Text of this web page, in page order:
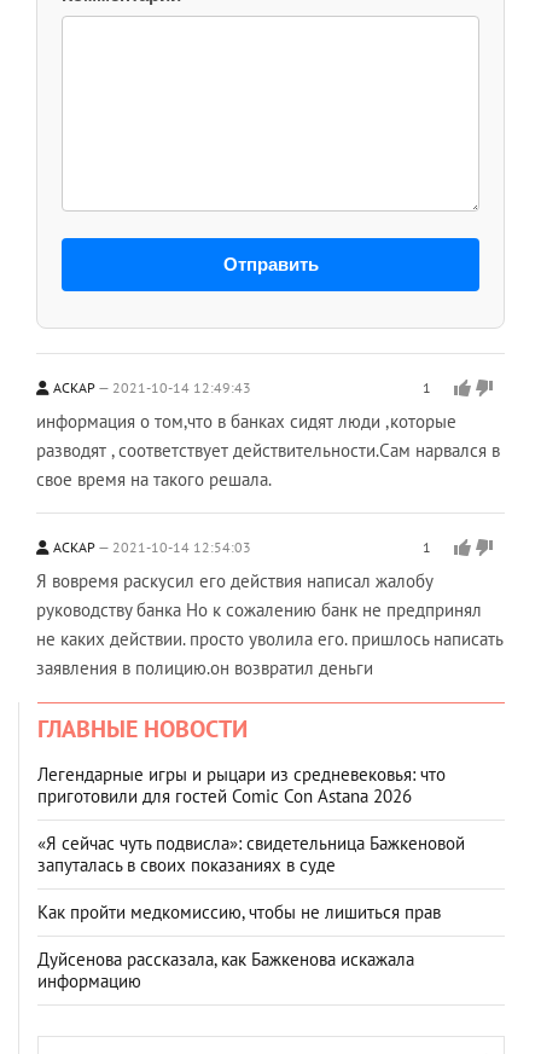
Отправить
АСКАР 2021-10-14 12:49:43 1
информация о том,что в банках сидят люди ,которые
разводят , соответствует действительности.Сам нарвался в
свое время на такого решала.
АСКАР 2021-10-14 12:54:03 1
Я вовремя раскусил его действия написал жалобу
руководству банка Но к сожалению банк не предпринял
не каких действии. просто уволила его. пришлось написать
заявления в полицию.он возвратил деньги
ГЛАВНЫЕ НОВОСТИ
Легендарные игры и рыцари из средневековья: что
приготовили для гостей Comic Con Astana 2026
«Я сейчас чуть подвисла»: свидетельница Бажкеновой
запуталась в своих показаниях в суде
Как пройти медкомиссию, чтобы не лишиться прав
Дуйсенова рассказала, как Бажкенова искажала
информацию